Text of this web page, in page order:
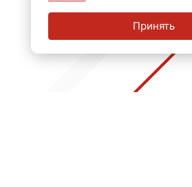
16+
Принять